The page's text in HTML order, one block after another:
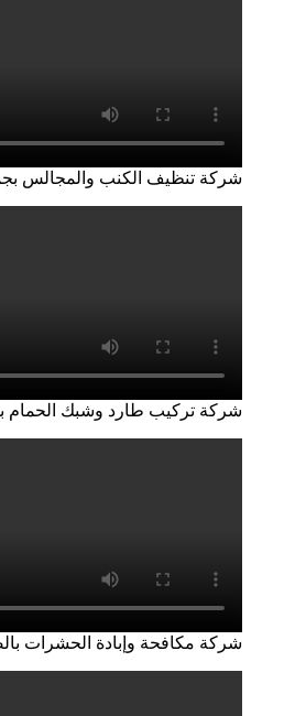
شركة تنظيف الكنب والمجالس
شركة تركيب طارد وشبك الحمام
شركة مكافحة وإبادة الحشرات